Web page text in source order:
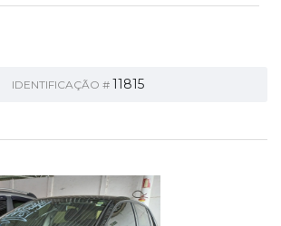
IDENTIFICAÇÃO # 11815